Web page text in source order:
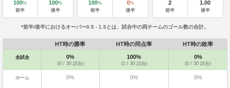
100%
前半
100%
後半
100%
前半
0%
後半
2
前半
1.00
後半
*前半/後半におけるオーバー0.5 - 1.5とは、試合中の両チームのゴール数の合計。
HT時の勝率 HT時の同点率 HT時の敗率
全試合 0%
(0 / 30 試合)
100%
(1 / 30 試合)
0%
(0 / 30 試合)
ホーム 0% 0% 0%